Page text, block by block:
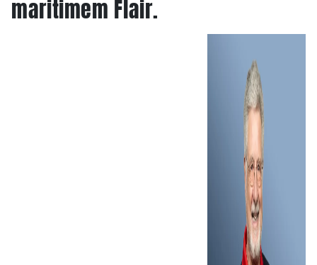
maritimem Flair.